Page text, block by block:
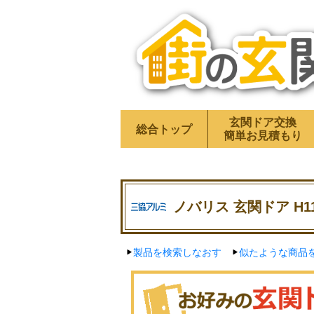
総合トップ
玄関ドア交換
簡単お見積もり
ノバリス 玄関ドア
製品を検索しなおす 似たような商品